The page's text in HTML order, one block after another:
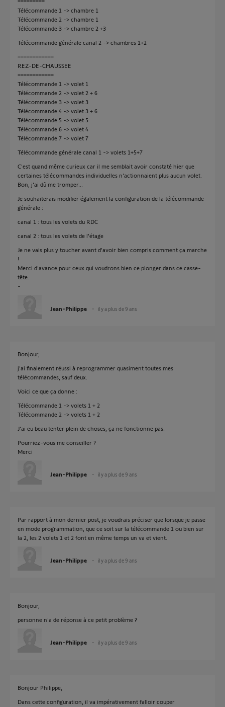
Télécommande 1 -> chambre 1
Télécommande 2 -> chambre 1
Télécommande 3 -> chambre 2 +3
Télécommande générale canal 2 -> chambres 1+2
============
REZ-DE-CHAUSSEE
============
Télécommande 1 -> volet 1
Télécommande 2 -> volet 2 + 6
Télécommande 3 -> volet 3
Télécommande 4 -> volet 3 + 6
Télécommande 5 -> volet 5
Télécommande 6 -> volet 4
Télécommande 7 -> volet 7
Télécommande générale canal 1 -> volets 1+5+7
C'est quand même curieux car il me semblait avoir constaté hier que
certaines télécommandes individuelles n'actionnaient plus aucun volet.
Bon, j'ai dû me tromper...
Je souhaiterais modifier également la configuration de la télécommande
générale :
canal 1 : tous les volets du RDC
canal 2 : tous les volets de l'étage
Je ne vais plus y toucher avant d'avoir bien compris comment ça marche
!
Merci d'avance pour ceux qui voudrons bien ce plonger dans ce casse-
tête.
-
Jean-Philippe il y a plus de 9 ans
Bonjour,
j'ai finalement réussi à reprogrammer quasiment toutes mes
télécommandes, sauf deux.
Voici ce que ça donne :
Télécommande 1 -> volets 1 + 2
Télécommande 2 -> volets 1 + 2
J'ai eu beau tenter plein de choses, ça ne fonctionne pas.
Pourriez-vous me conseiller ?
Merci
Jean-Philippe il y a plus de 9 ans
Par rapport à mon dernier post, je voudrais préciser que lorsque je passe
en mode programmation, que ce soit sur la télécommande 1 ou bien sur
la 2, les 2 volets 1 et 2 font en même temps un va et vient.
Jean-Philippe il y a plus de 9 ans
Bonjour,
personne n'a de réponse à ce petit problème ?
Jean-Philippe il y a plus de 9 ans
Bonjour Philippe,
Dans cette configuration, il va impérativement falloir couper